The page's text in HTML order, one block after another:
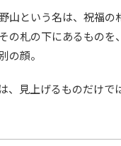
山という名は、祝福
の札の下にあるもの
の顔。
、見上げるものだけ